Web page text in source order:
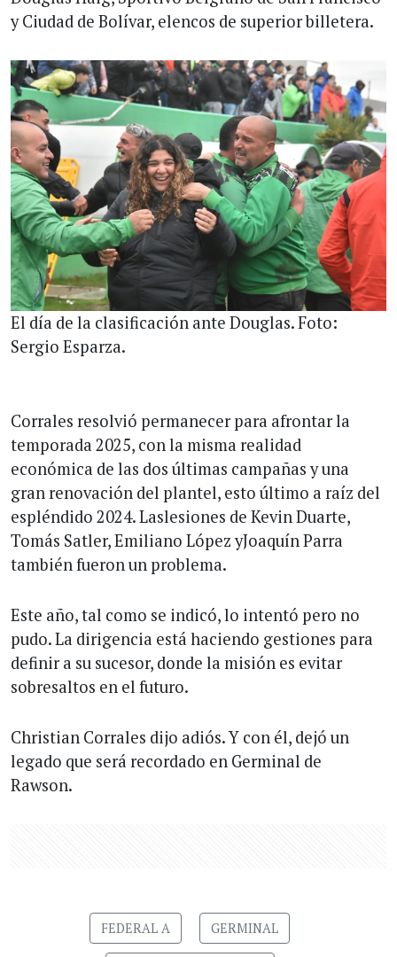
y Ciudad de Bolívar, elencos de superior billetera.
El día de la clasificación ante Douglas. Foto:
Sergio Esparza.
Corrales resolvió permanecer para afrontar la
temporada 2025, con la misma realidad
económica de las dos últimas campañas y una
gran renovación del plantel, esto último a raíz del
espléndido 2024. Laslesiones de Kevin Duarte,
Tomás Satler, Emiliano López yJoaquín Parra
también fueron un problema.
Este año, tal como se indicó, lo intentó pero no
pudo. La dirigencia está haciendo gestiones para
definir a su sucesor, donde la misión es evitar
sobresaltos en el futuro.
Christian Corrales dijo adiós. Y con él, dejó un
legado que será recordado en Germinal de
Rawson.
FEDERAL A GERMINAL